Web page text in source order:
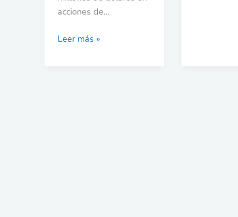
acciones de…
Leer más »